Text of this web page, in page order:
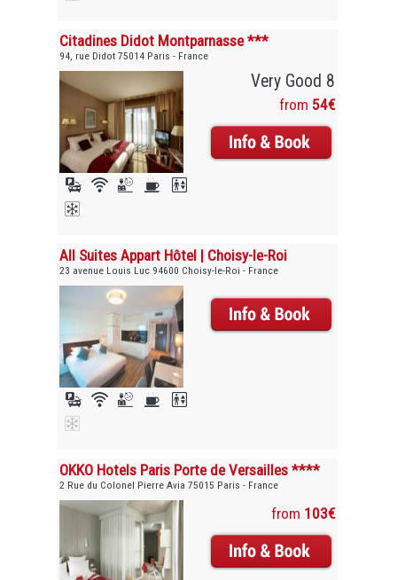
Citadines Didot Montparnasse ***
94, rue Didot 75014 Paris - France
Very Good 8
from 54€
All Suites Appart Hôtel | Choisy-le-Roi
23 avenue Louis Luc 94600 Choisy-le-Roi - France
OKKO Hotels Paris Porte de Versailles ****
2 Rue du Colonel Pierre Avia 75015 Paris - France
from 103€